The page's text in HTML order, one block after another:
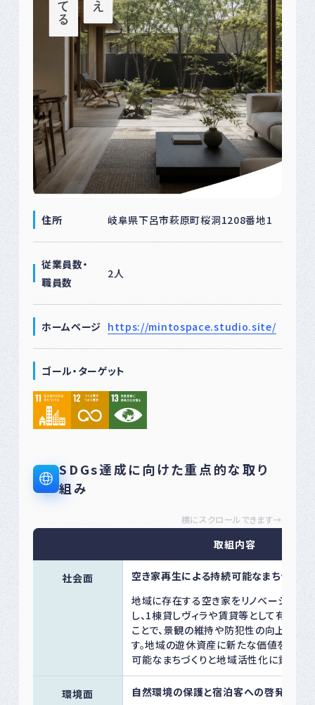
住所 岐阜県下呂市萩原町桜洞1208番地1
従業員数・
職員数
2人
ホームページ https://mintospace.studio.site/
ゴール・ターゲット
SDGs達成に向けた重点的な取り
組み
横にスクロールできます→
取組内容
社会面
空き家再生による持続可能なまちづくり
地域に存在する空き家をリノベーション（
し、1棟貸しヴィラや賃貸等として有効活
ことで、景観の維持や防犯性の向上に努
す。地域の遊休資産に新たな価値を与え
可能なまちづくりと地域活性化に貢献しま
環境面
自然環境の保護と宿泊客への啓発